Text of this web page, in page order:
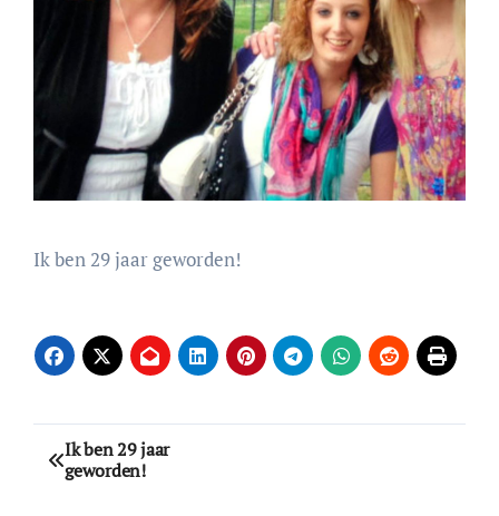
Ik ben 29 jaar geworden!
Bericht
navigatie
Ik ben 29 jaar
geworden!